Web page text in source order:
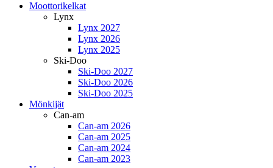
Moottorikelkat
Lynx
Lynx 2027
Lynx 2026
Lynx 2025
Ski-Doo
Ski-Doo 2027
Ski-Doo 2026
Ski-Doo 2025
Mönkijät
Can-am
Can-am 2026
Can-am 2025
Can-am 2024
Can-am 2023